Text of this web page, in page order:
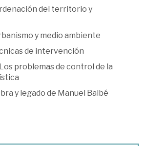
del territorio y
y medio ambiente
de intervención
problemas de control de la
y legado de Manuel Balbé